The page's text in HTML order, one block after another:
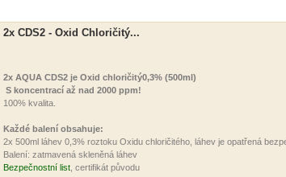
2x CDS2 - Oxid Chloričitý...
2x AQUA CDS2 je Oxid chloričitý0,3% (500ml)
S koncentrací až nad 2000 ppm!
100% kvalita.
Každé balení obsahuje:
2x 500ml láhev 0,3% roztoku Oxidu chloričitého, láhev je opatřená
Balení: zatmavená skleněná láhev
Bezpečnostní list, certifikát původu